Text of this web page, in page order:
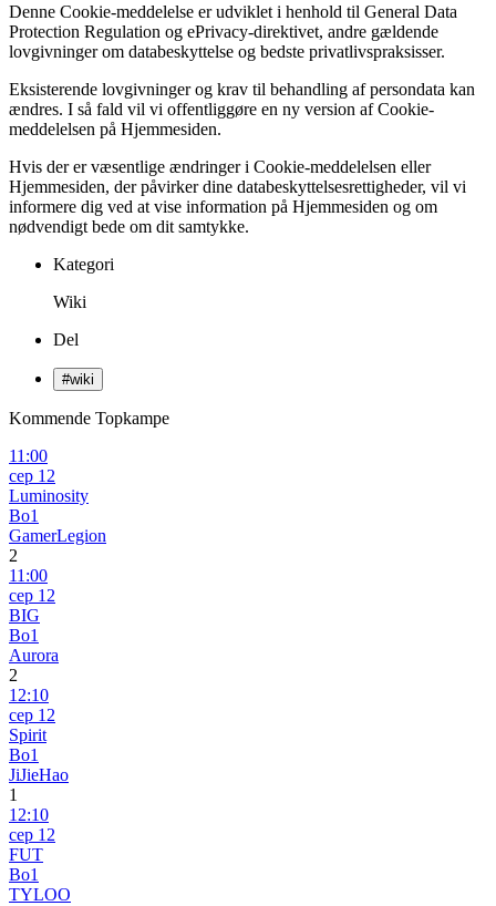
Denne Cookie-meddelelse er udviklet i henhold til General Data
Protection Regulation og ePrivacy-direktivet, andre gældende
lovgivninger om databeskyttelse og bedste privatlivspraksisser.
Eksisterende lovgivninger og krav til behandling af persondata kan
ændres. I så fald vil vi offentliggøre en ny version af Cookie-
meddelelsen på Hjemmesiden.
Hvis der er væsentlige ændringer i Cookie-meddelelsen eller
Hjemmesiden, der påvirker dine databeskyttelsesrettigheder, vil vi
informere dig ved at vise information på Hjemmesiden og om
nødvendigt bede om dit samtykke.
Kategori
Wiki
Del
#wiki
Kommende Topkampe
11:00
сер 12
Luminosity
Bo1
GamerLegion
2
11:00
сер 12
BIG
Bo1
Aurora
2
12:10
сер 12
Spirit
Bo1
JiJieHao
1
12:10
сер 12
FUT
Bo1
TYLOO